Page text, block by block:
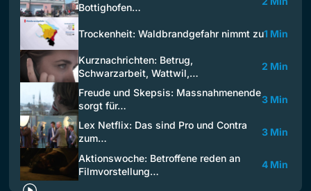
Bottighofen…
Trockenheit: Waldbrandgefahr nimmt zu1 Min
Kurznachrichten: Betrug,
Schwarzarbeit, Wattwil,…
2 Min
Freude und Skepsis: Massnahmenende
sorgt für…
3 Min
Lex Netflix: Das sind Pro und Contra
zum…
3 Min
Aktionswoche: Betroffene reden an
Filmvorstellung…
4 Min